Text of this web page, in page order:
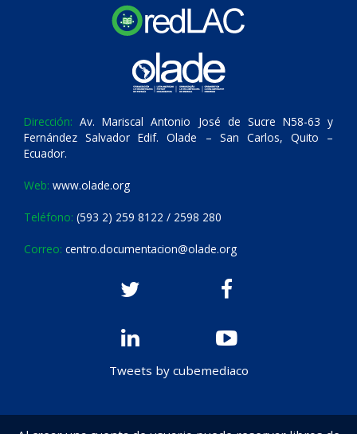
Dirección: Av. Mariscal Antonio José de Sucre N58-63 y
Fernández Salvador Edif. Olade – San Carlos, Quito –
Ecuador.
Web: www.olade.org
Teléfono: (593 2) 259 8122 / 2598 280
Correo: centro.documentacion@olade.org
Tweets by cubemediaco